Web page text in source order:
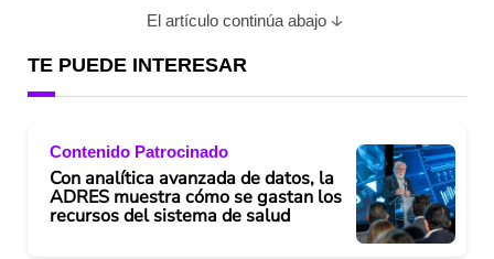
El artículo continúa abajo
TE PUEDE INTERESAR
Contenido Patrocinado
Con analítica avanzada de datos, la
ADRES muestra cómo se gastan los
recursos del sistema de salud